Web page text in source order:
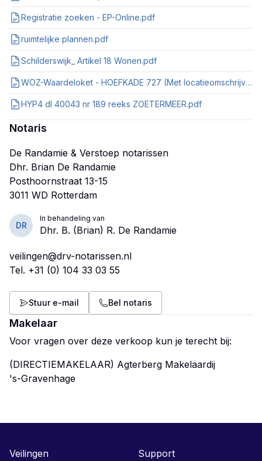
Registratie zoeken - EP-Online.pdf
ruimtelijke plannen.pdf
Schilderswijk_ Artikel 18 Wonen.pdf
WOZ-Waardeloket - HOEFKADE 727 (Met locatieomschrijving), 's-Gravenhage.pdf
HYP4 dl 40043 nr 189 reeks ZOETERMEER.pdf
Notaris
De Randamie & Verstoep notarissen
Dhr. Brian De Randamie
Posthoornstraat 13-15
DR
In behandeling van
Dhr. B. (Brian) R. De Randamie
veilingen@drv-notarissen.nl
Tel. +31 (0) 104 33 03 55
Stuur e-mail Bel notaris
Makelaar
Voor vragen over deze verkoop kun je terecht bij:
(DIRECTIEMAKELAAR) Agterberg Makelaardij
Veilingen Support